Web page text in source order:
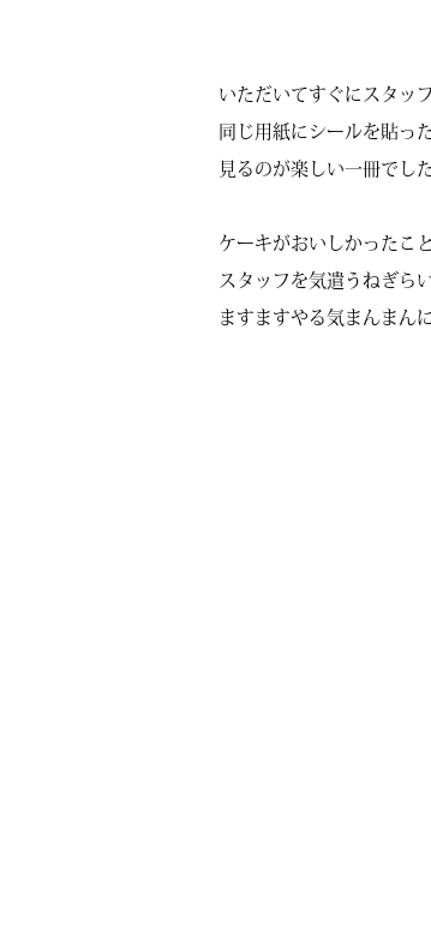
いただいてすぐにスタッ
同じ用紙にシールを貼っ
見るのが楽しい一冊でした
ケーキがおいしかったこ
スタッフを気遣うねぎら
ますますやる気まんま